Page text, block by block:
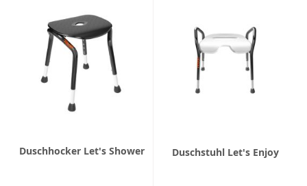
Duschhocker Let's Shower Duschstuhl Let's Enjoy